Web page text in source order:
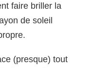
faire briller la
de soleil
(presque) tout